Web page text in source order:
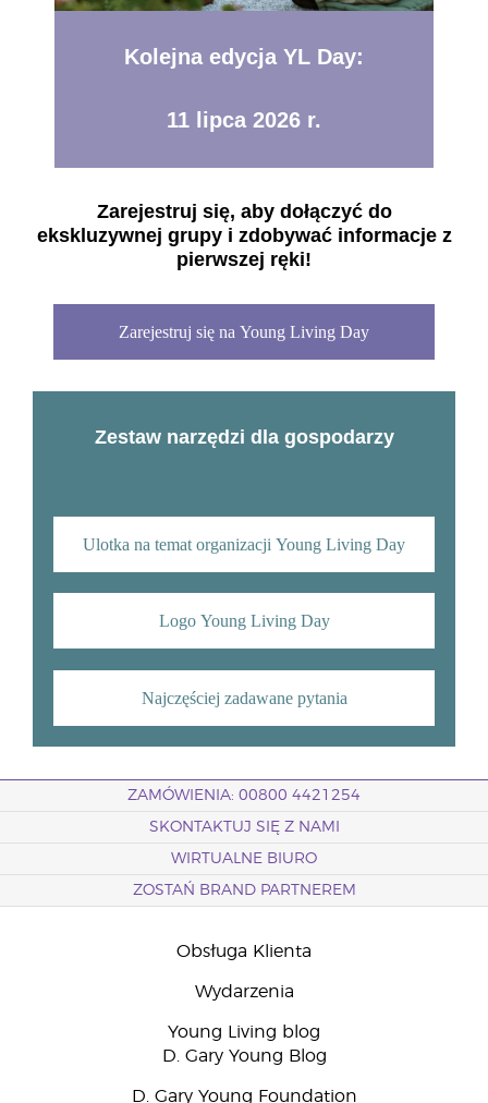
Kolejna edycja YL Day:
11 lipca 2026 r.
Zarejestruj się, aby dołączyć do
ekskluzywnej grupy i zdobywać informacje z
pierwszej ręki!
Zarejestruj się na Young Living Day
Zestaw narzędzi dla gospodarzy
Ulotka na temat organizacji Young Living Day
Logo Young Living Day
Najczęściej zadawane pytania
ZAMÓWIENIA: 00800 4421254
SKONTAKTUJ SIĘ Z NAMI
WIRTUALNE BIURO
ZOSTAŃ BRAND PARTNEREM
Obsługa Klienta
Wydarzenia
Young Living blog
D. Gary Young Blog
D. Gary Young Foundation